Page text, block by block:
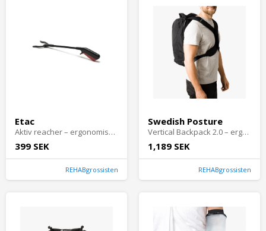
Etac
Aktiv reacher – ergonomisk gripklo med räckvidd
399 SEK
REHABgrossisten
Swedish Posture
Vertical Backpack 2.0 – ergonomisk ryggsäck för hållning
1,189 SEK
REHABgrossisten